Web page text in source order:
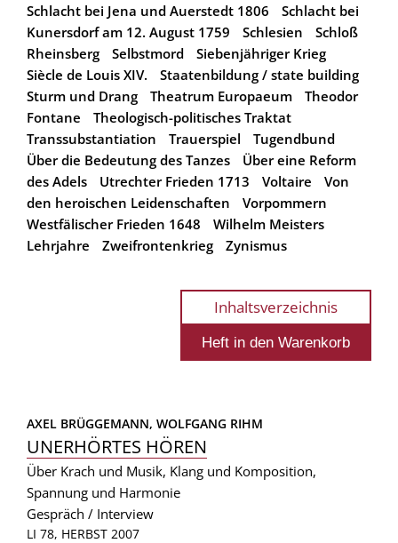
Schlacht bei Jena und Auerstedt 1806
Schlacht bei
Kunersdorf am 12. August 1759
Schlesien
Schloß
Rheinsberg
Selbstmord
Siebenjähriger Krieg
Siècle de Louis XIV.
Staatenbildung / state building
Sturm und Drang
Theatrum Europaeum
Theodor
Fontane
Theologisch-politisches Traktat
Transsubstantiation
Trauerspiel
Tugendbund
Über die Bedeutung des Tanzes
Über eine Reform
des Adels
Utrechter Frieden 1713 Voltaire
Von
den heroischen Leidenschaften
Vorpommern
Westfälischer Frieden 1648
Wilhelm Meisters
Lehrjahre
Zweifrontenkrieg Zynismus
Inhaltsverzeichnis
AXEL BRÜGGEMANN, WOLFGANG RIHM
UNERHÖRTES HÖREN
Über Krach und Musik, Klang und Komposition,
Spannung und Harmonie
Gespräch / Interview
LI 78, HERBST 2007